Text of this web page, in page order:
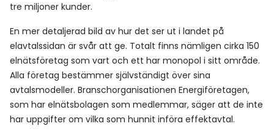
tre miljoner kunder.
En mer detaljerad bild av hur det ser ut i landet på
elavtalssidan är svår att ge. Totalt finns nämligen cirka 150
elnätsföretag som vart och ett har monopol i sitt område.
Alla företag bestämmer självständigt över sina
avtalsmodeller. Branschorganisationen Energiföretagen,
som har elnätsbolagen som medlemmar, säger att de inte
har uppgifter om vilka som hunnit införa effektavtal.